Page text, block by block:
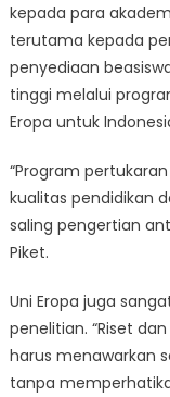
kepada para
terutama kepada
penyediaan
tinggi melalui
Eropa untuk
“Program
kualitas pendidikan
saling pengertian
Piket.
Uni Eropa juga
penelitian. “Riset
harus menawarkan
tanpa